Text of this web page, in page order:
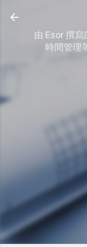
由 Esor 撰寫
時間管理